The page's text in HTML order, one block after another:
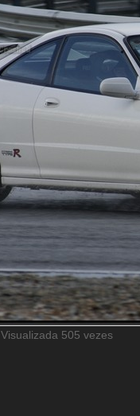
505 vezes